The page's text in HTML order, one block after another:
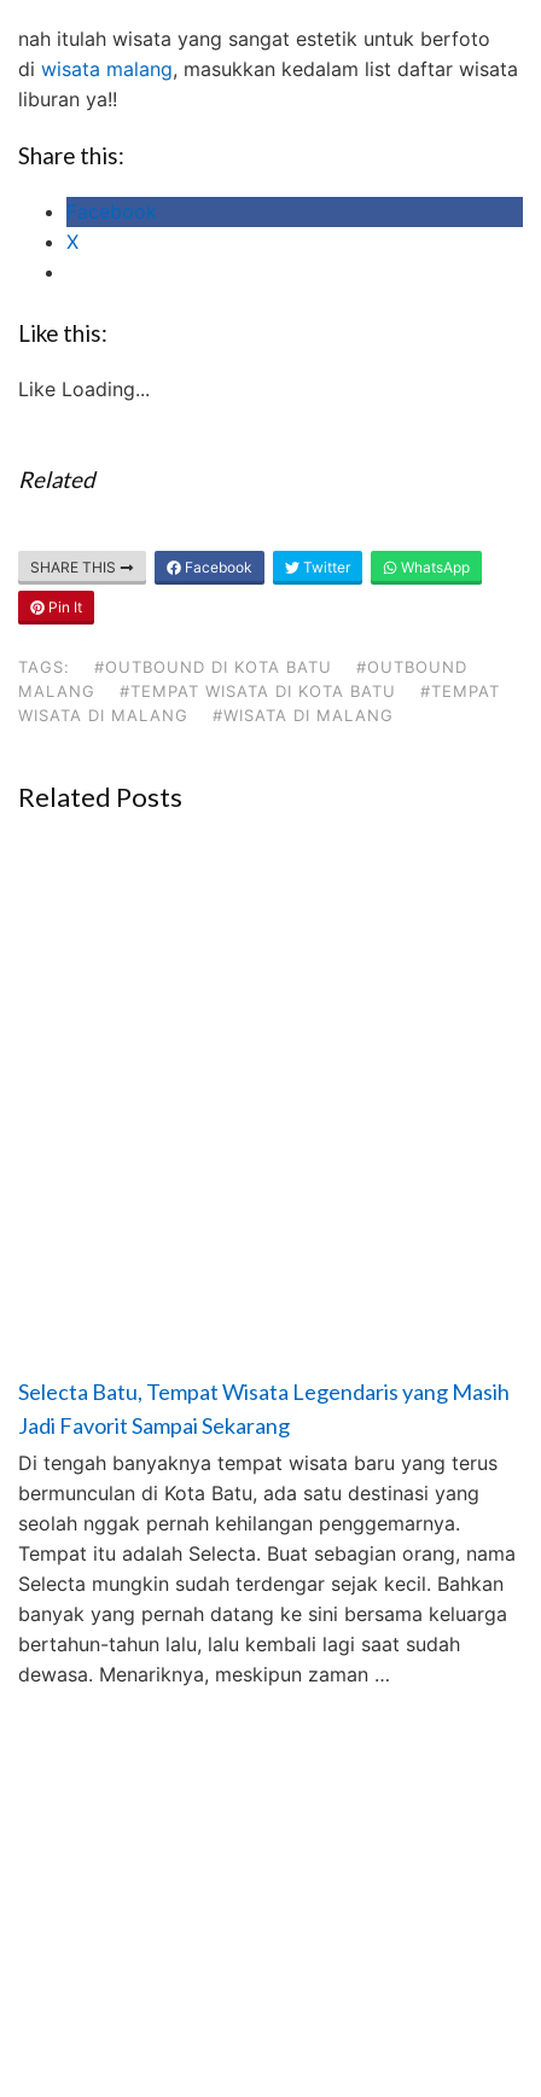
nah itulah wisata yang sangat estetik untuk berfoto
di wisata malang, masukkan kedalam list daftar wisata
liburan ya!!
Share this:
Facebook
X
Like this:
Like Loading...
Related
SHARE THIS Facebook Twitter WhatsApp
Pin It
TAGS: #OUTBOUND DI KOTA BATU
#OUTBOUND
MALANG
#TEMPAT WISATA DI KOTA BATU
#TEMPAT
WISATA DI MALANG
#WISATA DI MALANG
Related Posts
Selecta Batu, Tempat Wisata Legendaris yang Masih
Jadi Favorit Sampai Sekarang
Di tengah banyaknya tempat wisata baru yang terus
bermunculan di Kota Batu, ada satu destinasi yang
seolah nggak pernah kehilangan penggemarnya.
Tempat itu adalah Selecta. Buat sebagian orang, nama
Selecta mungkin sudah terdengar sejak kecil. Bahkan
banyak yang pernah datang ke sini bersama keluarga
bertahun-tahun lalu, lalu kembali lagi saat sudah
dewasa. Menariknya, meskipun zaman …